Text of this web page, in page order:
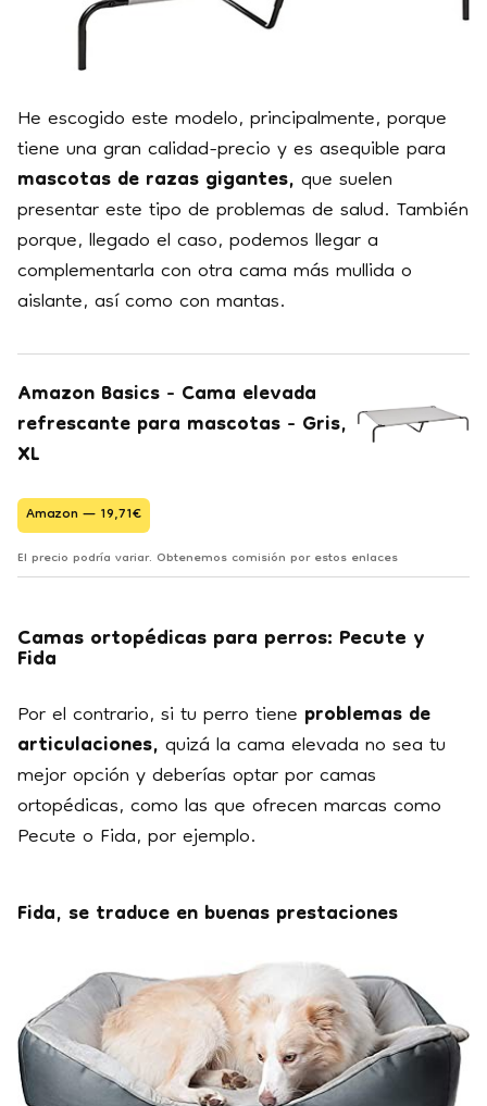
He escogido este modelo, principalmente, porque
tiene una gran calidad-precio y es asequible para
mascotas de razas gigantes,que suelen
presentar este tipo de problemas de salud. También
porque, llegado el caso, podemos llegar a
complementarla con otra cama más mullida o
aislante, así como con mantas.
Amazon Basics - Cama elevada
refrescante para mascotas - Gris,
XL
Amazon — 19,71€
El precio podría variar. Obtenemos comisión por estos enlaces
Camas ortopédicas para perros: Pecute y
Fida
Por el contrario, si tu perro tieneproblemas de
articulaciones,quizá la cama elevada no sea tu
mejor opción y deberías optar por camas
ortopédicas, como las que ofrecen marcas como
Pecute o Fida, por ejemplo.
Fida, se traduce en buenas prestaciones